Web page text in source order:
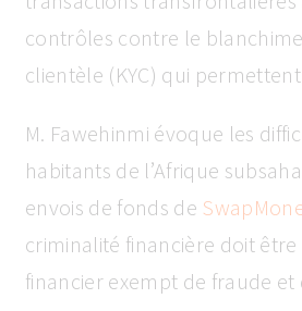
contrôles contre le
clientèle (KYC) qui
M. Fawehinmi évoque les
habitants de l’Afrique
envois de fonds de
criminalité financière doit
financier exempt de fraude